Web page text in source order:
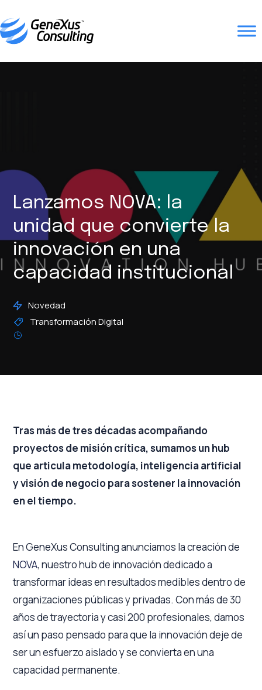
Lanzamos NOVA: la
unidad que convierte la
innovación en una
capacidad institucional
Novedad
Transformación Digital
Tras más de tres décadas acompañando
proyectos de misión crítica, sumamos un hub
que articula metodología, inteligencia artificial
y visión de negocio para sostener la innovación
en el tiempo.
En GeneXus Consulting anunciamos la creación de
NOVA, nuestro hub de innovación dedicado a
transformar ideas en resultados medibles dentro de
organizaciones públicas y privadas. Con más de 30
años de trayectoria y casi 200 profesionales, damos
así un paso pensado para que la innovación deje de
ser un esfuerzo aislado y se convierta en una
capacidad permanente.